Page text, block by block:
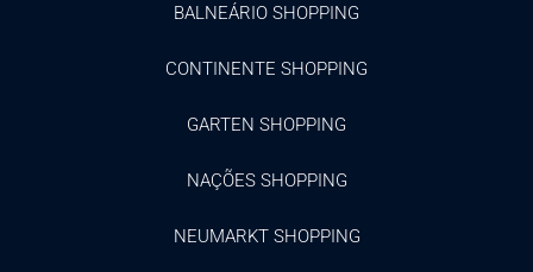
BALNEÁRIO SHOPPING
CONTINENTE SHOPPING
GARTEN SHOPPING
NAÇÕES SHOPPING
NEUMARKT SHOPPING